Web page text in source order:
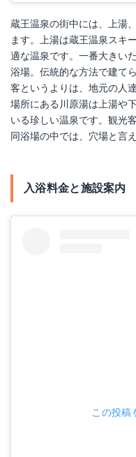
蔵王温泉の街中には、上湯
ます。上湯は蔵王温泉スキ
適な温泉です。一番大きい
浴場。伝統的な方法で建て
客というよりは、地元の人
場所にある川原湯は上湯や
いる珍しい温泉です。観光
同浴場の中では、穴場と言
入浴料金と施設案内
この投稿